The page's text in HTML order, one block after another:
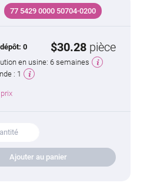
77 5429 0000 50704-0200
dépôt:0 $30.28pièce
en usine:6 semaines
: 1
Ajouter au panier